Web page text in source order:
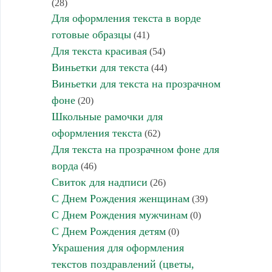
(28)
Для оформления текста в ворде
готовые образцы(41)
Для текста красивая(54)
Виньетки для текста (44)
Виньетки для текста на прозрачном
фоне(20)
Школьные рамочки для
оформления текста (62)
Для текста на прозрачном фоне для
ворда (46)
Свиток для надписи (26)
С Днем Рождения женщинам(39)
С Днем Рождения мужчинам(0)
С Днем Рождения детям(0)
Украшения для оформления
текстов поздравлений (цветы,